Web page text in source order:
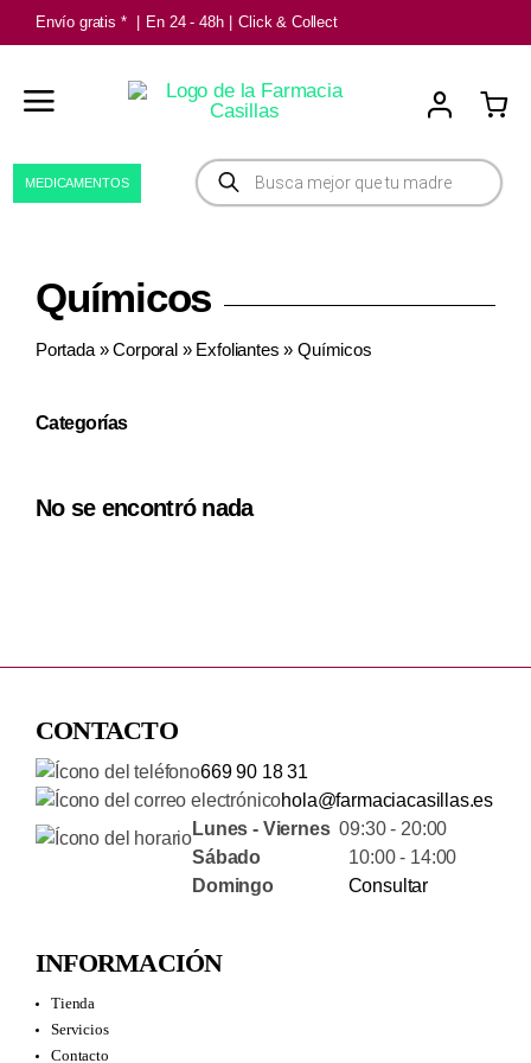
Saltar
al
contenido
Envío gratis * En 24 - 48h Click & Collect
Búsqueda
de
productos
MEDICAMENTOS
Químicos
Portada»Corporal» Exfoliantes »Químicos
Categorías
No se encontró nada
CONTACTO
669 90 18 31
hola@farmaciacasillas.es
Lunes - Viernes09:30 - 20:00
Sábado 10:00 - 14:00
Domingo
Consultar
INFORMACIÓN
Tienda
Servicios
Contacto